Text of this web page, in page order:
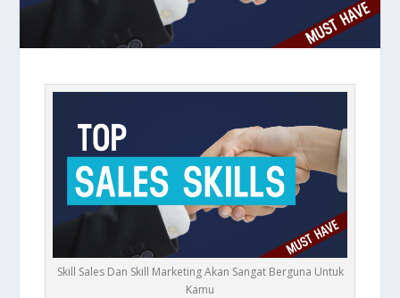
Skill Sales Dan Skill Marketing Akan Sangat Berguna Untuk
Kamu